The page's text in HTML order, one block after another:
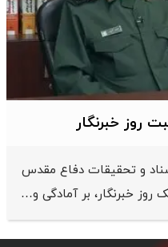
روز خبرنگار
و تحقیقات دفاع مقدس
خبرنگار، بر آمادگی و…